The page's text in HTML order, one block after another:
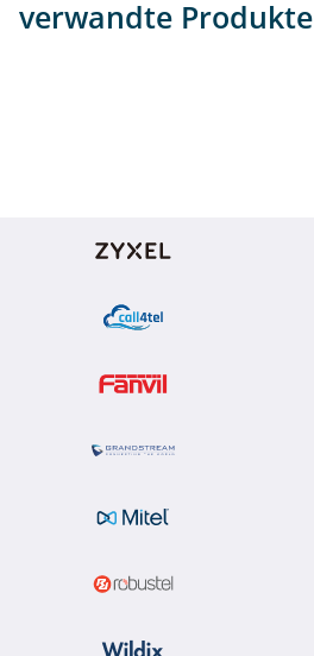
verwandte Produkte